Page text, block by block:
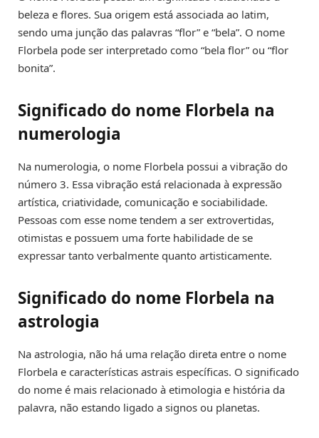
beleza e flores. Sua origem está associada ao latim,
sendo uma junção das palavras “flor” e “bela”. O nome
Florbela pode ser interpretado como “bela flor” ou “flor
bonita”.
Significado do nome Florbela na
numerologia
Na numerologia, o nome Florbela possui a vibração do
número 3. Essa vibração está relacionada à expressão
artística, criatividade, comunicação e sociabilidade.
Pessoas com esse nome tendem a ser extrovertidas,
otimistas e possuem uma forte habilidade de se
expressar tanto verbalmente quanto artisticamente.
Significado do nome Florbela na
astrologia
Na astrologia, não há uma relação direta entre o nome
Florbela e características astrais específicas. O significado
do nome é mais relacionado à etimologia e história da
palavra, não estando ligado a signos ou planetas.